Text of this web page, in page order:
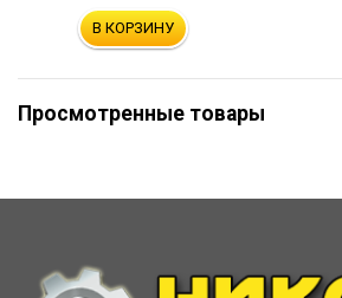
В КОРЗИНУ
Просмотренные товары